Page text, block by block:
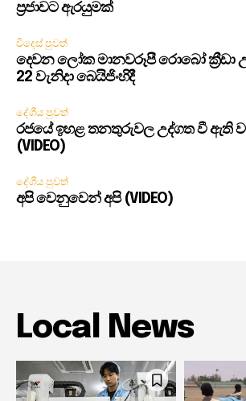
ප්‍රජාවට ඇරයුමක්
විදෙස් පුවත්
දෙවන ලෝක මානවරූපී රොබෝ ක්‍රීඩා
22 වැනිදා බෙයිජිංහිදී
දේශීය පුවත්
රජයේ ඉහළ තනතුරුවල උද්ගත වී ඇති
(VIDEO)
දේශීය පුවත්
අපි වෙනුවෙන් අපි (VIDEO)
Local News